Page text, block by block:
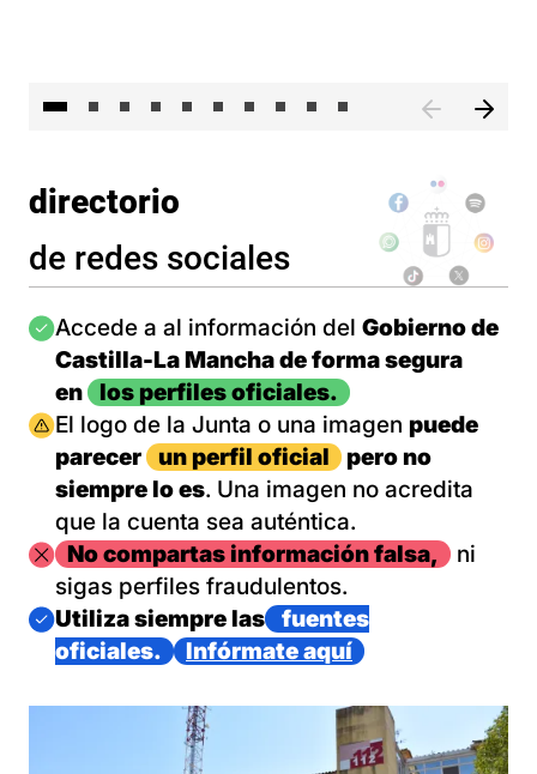
directorio
de redes sociales
Imagen
Accede a al información del Gobierno de
Castilla-La Mancha de forma segura
en
los perfiles oficiales.
Imagen
El logo de la Junta o una imagen puede
parecer
un perfil oficial
pero no
siempre lo es. Una imagen no acredita
que la cuenta sea auténtica.
ImagenNo compartas información falsa,
ni
sigas perfiles fraudulentos.
Imagen
Utiliza siempre las
fuentes
oficiales.
Infórmate aquí